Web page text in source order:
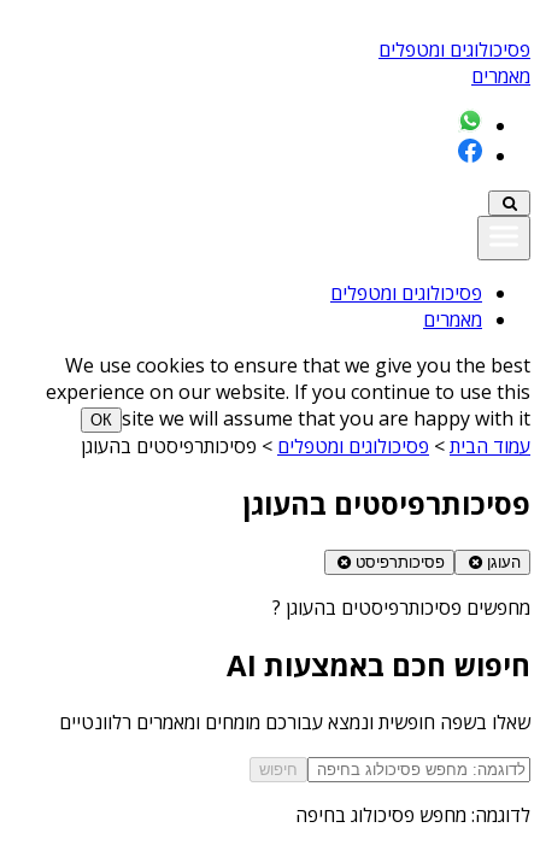
פסיכולוגים ומטפלים
מאמרים
פסיכולוגים ומטפלים
מאמרים
We use cookies to ensure that we give you the best
experience on our website. If you continue to use this
site we will assume that you are happy with it
ОК
עמוד הבית> פסיכולוגים ומטפלים > פסיכותרפיסטים בהעוגן
פסיכותרפיסטים בהעוגן
העוגן פסיכותרפיסט
מחפשים פסיכותרפיסטים בהעוגן ?
חיפוש חכם באמצעות AI
שאלו בשפה חופשית ונמצא עבורכם מומחים ומאמרים רלוונטיים
חיפוש
לדוגמה: מחפש פסיכולוג בחיפה